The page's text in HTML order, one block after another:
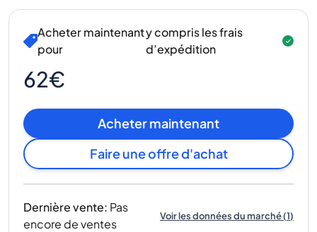
Acheter maintenant
pour
62€
y compris les frais
d’expédition
Acheter maintenant
Faire une offre d'achat
Dernière vente: Pas
encore de ventes
Voir les données du marché(1)